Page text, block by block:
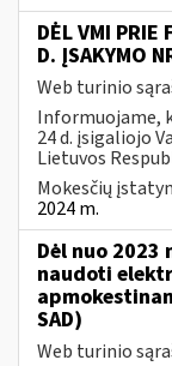
DĖL VMI PRIE
D. ĮSAKYMO
Web turinio
Informuojame,
24 d. įsigaliojo
Lietuvos
Mokesčių
2024 m.
Dėl nuo
naudoti
SAD)
Web turinio